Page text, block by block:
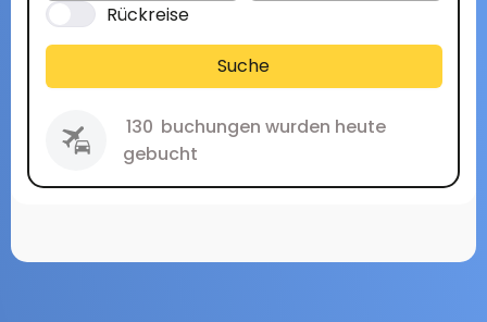
Rückreise
Suche
130 buchungen wurden heute
gebucht